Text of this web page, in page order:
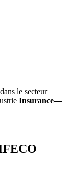
le secteur
Insurance—